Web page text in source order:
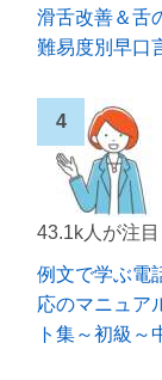
滑舌改善＆舌
難易度別早口
43.1k人が注目
例文で学ぶ電
応のマニュア
ト集～初級～